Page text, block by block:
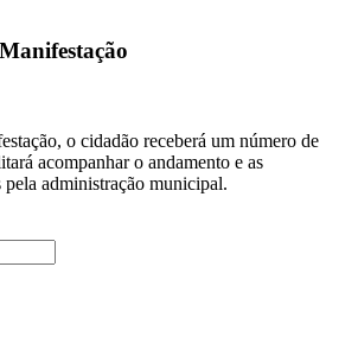
o cidadão receberá um número de
acompanhar o andamento e as
pela administração municipal.